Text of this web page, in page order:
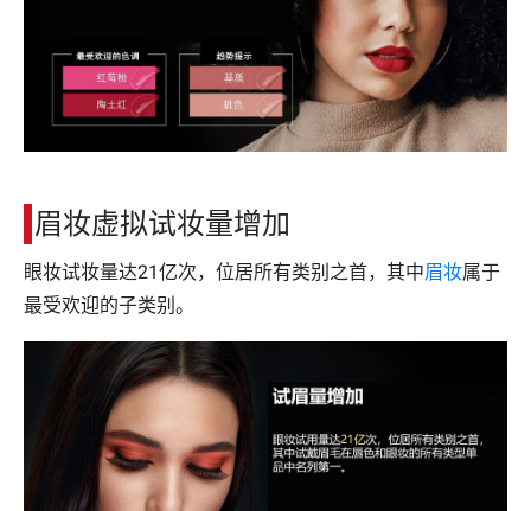
眉妆虚拟试妆量增加
眼妆试妆量达21亿次，位居所有类别之首，其中眉妆属于
最受欢迎的子类别。